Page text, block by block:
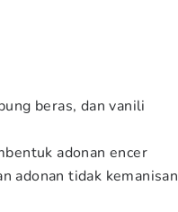
beras, dan vanili
adonan encer
adonan tidak kemanisan